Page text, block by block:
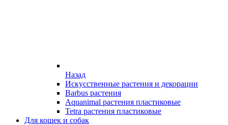
Назад
Искусственные растения и декорации
Barbus растения
Aquanimal растения пластиковые
Tetra растения пластиковые
Для кошек и собак